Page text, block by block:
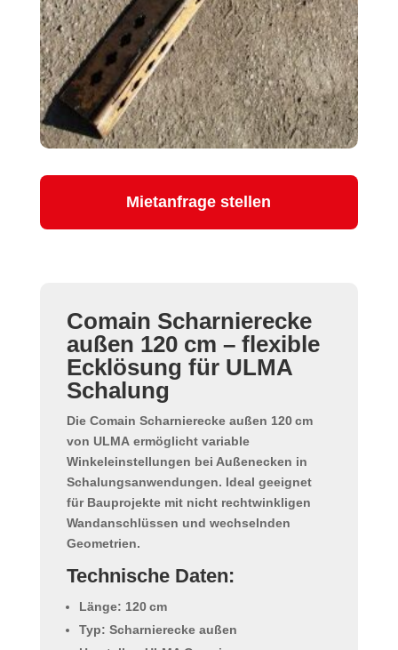
Mietanfrage stellen
Comain Scharnierecke
außen 120 cm – flexible
Ecklösung für ULMA
Schalung
Die Comain Scharnierecke außen 120 cm
von ULMAermöglicht variable
Winkeleinstellungen bei Außenecken in
Schalungsanwendungen. Ideal geeignet
für Bauprojekte mit nicht rechtwinkligen
Wandanschlüssen und wechselnden
Geometrien.
Technische Daten:
Länge: 120 cm
Typ: Scharnierecke außen